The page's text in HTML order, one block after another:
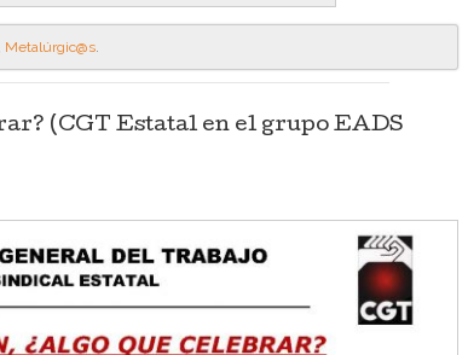
Metalúrgic@s.
(CGT Estatal en el grupo EADS